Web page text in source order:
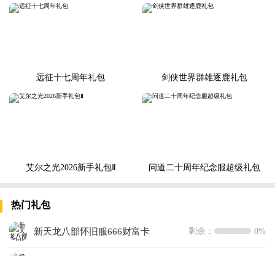
远征十七周年礼包 剑侠世界群雄逐鹿礼包
艾尔之光2026新手礼包Ⅱ 问道二十周年纪念服超级礼包
热门礼包
新天龙八部怀旧服666财富卡 剩余： 0%